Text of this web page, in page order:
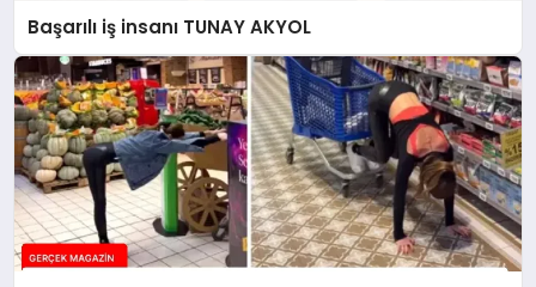
Başarılı iş insanı TUNAY AKYOL